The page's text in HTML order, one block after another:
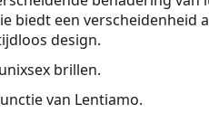
biedt een verscheidenheid
design.
brillen.
van Lentiamo.